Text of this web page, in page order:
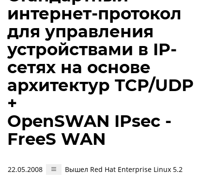
интернет-протокол
для управления
устройствами в IP-
сетях на основе
архитектур TCP/UDP
+
OpenSWAN IPsec -
FreeS WAN
22.05.2008 Вышел Red Hat Enterprise Linux 5.2